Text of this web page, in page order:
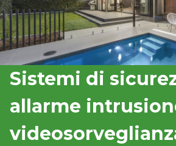
Sistemi di
allarme